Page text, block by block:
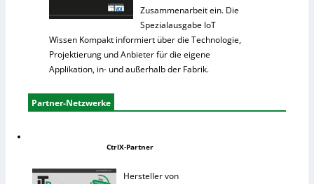
Zusammenarbeit ein. Die
Spezialausgabe IoT
Wissen Kompakt informiert über die Technologie,
Projektierung und Anbieter für die eigene
Applikation, in- und außerhalb der Fabrik.
Partner-Netzwerke
CtrlX-Partner
Hersteller von